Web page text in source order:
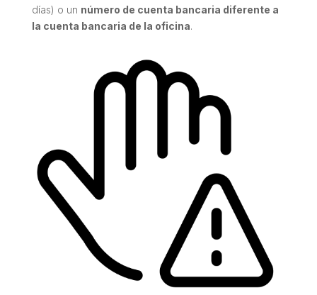
días) o un número de cuenta bancaria diferente a
la cuenta bancaria de la oficina.